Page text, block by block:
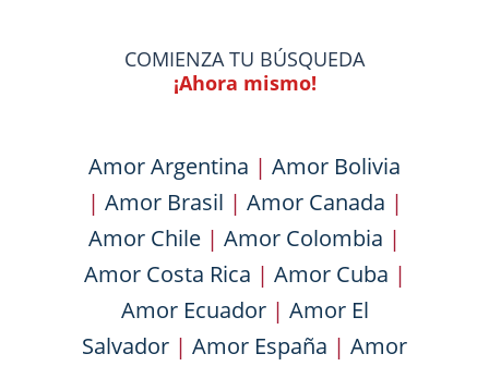
COMIENZA TU BÚSQUEDA
¡Ahora mismo!
Amor Argentina | Amor Bolivia
| Amor Brasil | Amor Canada |
Amor Chile | Amor Colombia |
Amor Costa Rica | Amor Cuba |
Amor Ecuador| Amor El
Salvador | Amor España | Amor